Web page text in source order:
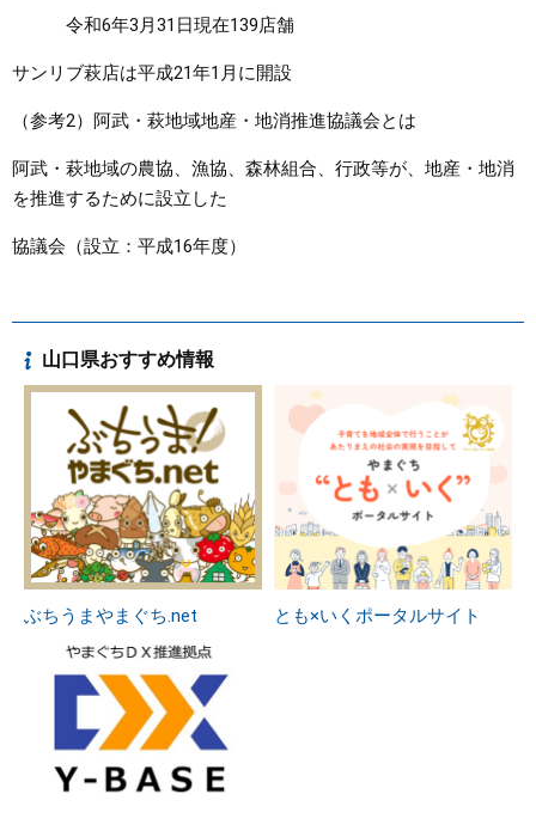
令和6年3月31日現在139店舗
サンリブ萩店は平成21年1月に開設
（参考2）阿武・萩地域地産・地消推進協議会とは
阿武・萩地域の農協、漁協、森林組合、行政等が、地産・地消
を推進するために設立した
協議会（設立：平成16年度）
山口県おすすめ情報
ぶちうまやまぐち.net とも×いくポータルサイト